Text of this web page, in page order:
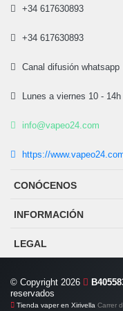
+34 617630893
+34 617630893
Canal difusión whatsapp
Lunes a viernes 10 -
info@vapeo24.com
https://
CONÓCENOS
INFORMACIÓN
LEGAL
© Copyright 2026
reservados
Tienda vaper en Xirivella Carrer